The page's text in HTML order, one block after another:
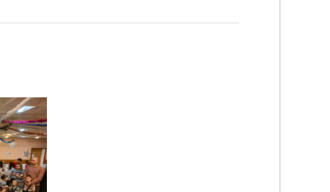
И МОНАСТЫРИ
РЕКВИЗИТЫ